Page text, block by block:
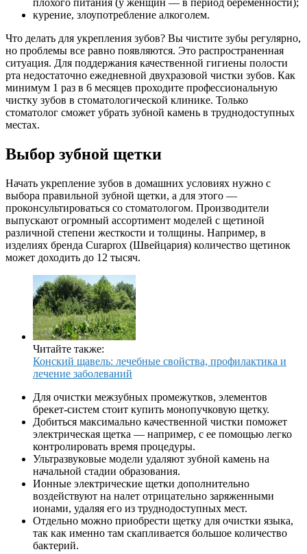
плохого питания (у женщин — в период беременности);
курение, злоупотребление алкоголем.
Что делать для укрепления зубов? Вы чистите зубы регулярно,
но проблемы все равно появляются. Это распространенная
ситуация. Для поддержания качественной гигиены полости
рта недостаточно ежедневной двухразовой чистки зубов. Как
минимум 1 раз в 6 месяцев проходите профессиональную
чистку зубов в стоматологической клинике. Только
стоматолог сможет убрать зубной камень в труднодоступных
местах.
Выбор зубной щетки
Начать укрепление зубов в домашних условиях нужно с
выбора правильной зубной щетки, а для этого —
проконсультироваться со стоматологом. Производители
выпускают огромный ассортимент моделей с щетиной
различной степени жесткости и толщины. Например, в
изделиях бренда Curaprox (Швейцария) количество щетинок
может доходить до 12 тысяч.
Читайте также:
Конский щавель: лечебные свойства, профилактика и
лечение заболеваний
Для очистки межзубных промежутков, элементов
брекет-систем стоит купить монопучковую щетку.
Добиться максимально качественной чистки поможет
электрическая щетка — например, с ее помощью легко
контролировать время процедуры.
Ультразвуковые модели удаляют зубной камень на
начальной стадии образования.
Ионные электрические щетки дополнительно
воздействуют на налет отрицательно заряженными
ионами, удаляя его из труднодоступных мест.
Отдельно можно приобрести щетку для очистки языка,
так как именно там скапливается большое количество
бактерий.